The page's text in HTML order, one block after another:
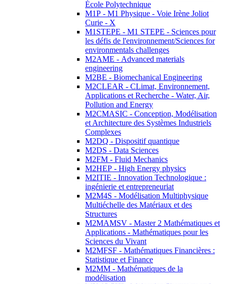
École Polytechnique
M1P - M1 Physique - Voie Irène Joliot
Curie - X
M1STEPE - M1 STEPE - Sciences pour
les défis de l'environnement/Sciences for
environmentals challenges
M2AME - Advanced materials
engineering
M2BE - Biomechanical Engineering
M2CLEAR - CLimat, Environnement,
Applications et Recherche - Water, Air,
Pollution and Energy
M2CMASIC - Conception, Modélisation
et Architecture des Systèmes Industriels
Complexes
M2DQ - Dispositif quantique
M2DS - Data Sciences
M2FM - Fluid Mechanics
M2HEP - High Energy physics
M2ITIE - Innovation Technologique :
ingénierie et entrepreneuriat
M2M4S - Modélisation Multiphysique
Multiéchelle des Matériaux et des
Structures
M2MAMSV - Master 2 Mathématiques et
Applications - Mathématiques pour les
Sciences du Vivant
M2MFSF - Mathématiques Financières :
Statistique et Finance
M2MM - Mathématiques de la
modélisation